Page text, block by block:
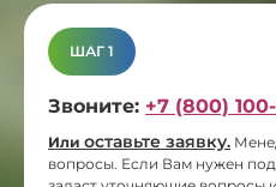
ШАГ 1
Звоните: +7 (800)
Или оставьте заявку.
вопросы. Если Вам нужен